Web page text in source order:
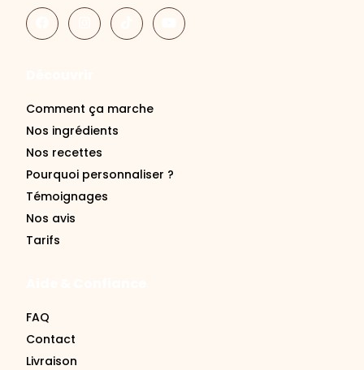
Comment ça marche
Nos ingrédients
Nos recettes
Pourquoi personnaliser ?
Témoignages
Nos avis
Tarifs
FAQ
Contact
Livraison